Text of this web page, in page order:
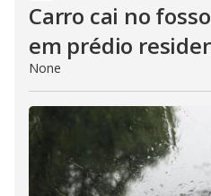
Carro cai no
em prédio
None